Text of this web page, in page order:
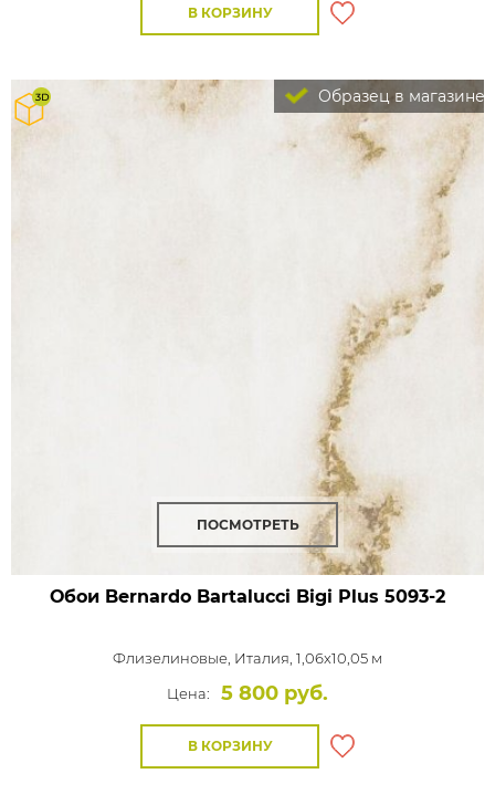
В КОРЗИНУ
Образец в магазине
ПОСМОТРЕТЬ
Обои Bernardo Bartalucci Bigi Plus 5093-2
Флизелиновые, Италия, 1,06x10,05 м
Цена:
5 800 руб.
В КОРЗИНУ